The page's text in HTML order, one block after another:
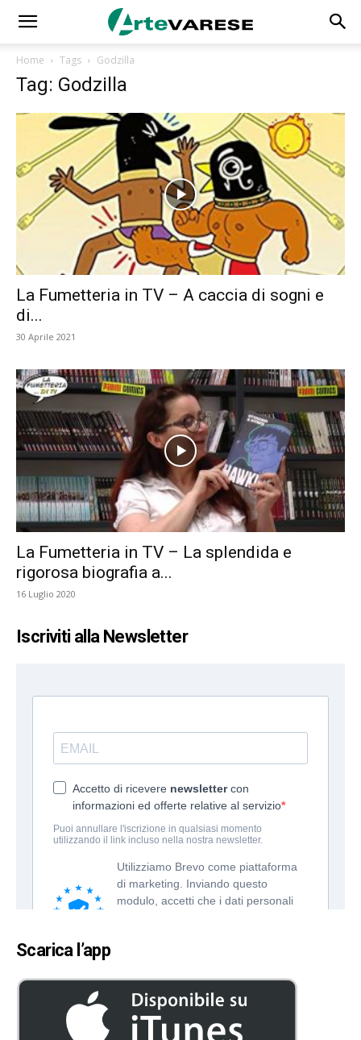
Home Tags Godzilla
Tag: Godzilla
La Fumetteria in TV – A caccia di sogni e
di...
30 Aprile 2021
La Fumetteria in TV – La splendida e
rigorosa biografia a...
16 Luglio 2020
Iscriviti alla Newsletter
Scarica l’app